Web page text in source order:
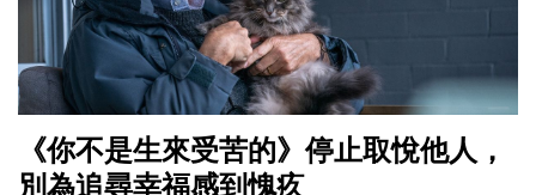
《你不是生來受苦的》停止取悅他人，
別為追尋幸福感到愧疚